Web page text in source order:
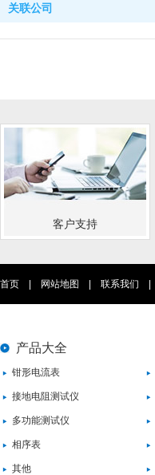
关联公司
客户支持
首页 网站地图 联系我们
产品大全
钳形电流表
接地电阻测试仪
多功能测试仪
相序表
其他